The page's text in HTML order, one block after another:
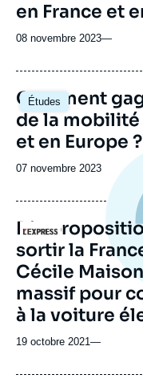
en France et
08 novembre 2023—
Études
Image
principale
Comment
de la mobilité
et en Europe ?
Date
publication
07 novembre 2023
Logo
Dix
sortir la
Cécile
massif pour
à la voiture
19 octobre 2021—